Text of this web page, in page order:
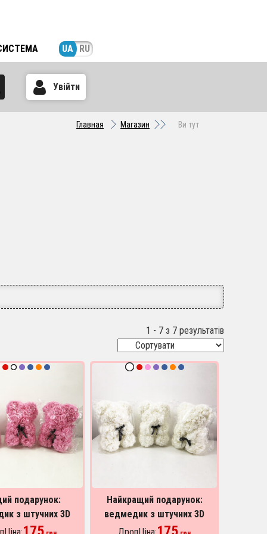
UA RU
Увійти
Главная Магазин Ви тут
1 - 7 з 7 результатів
подарунок:
з штучних 3D
25 см. Колір:
Найкращий подарунок:
ведмедик з штучних 3D
троянд 25 см. Колір: білий